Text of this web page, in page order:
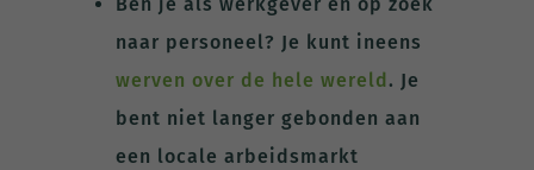
naar personeel? Je kunt ineens
werven over de hele wereld. Je
bent niet langer gebonden aan
een locale arbeidsmarkt